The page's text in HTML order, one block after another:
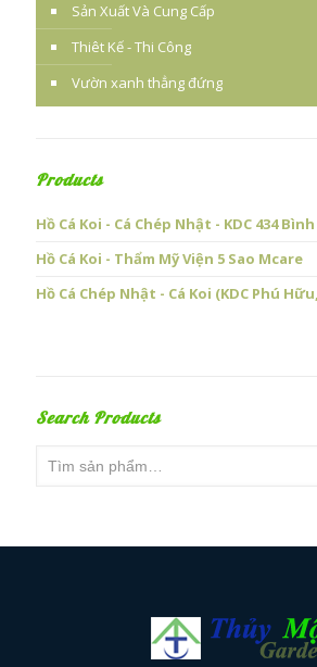
Sản Xuất Và Cung Cấp
Thiêt Kế - Thi Công
Vườn xanh thẳng đứng
Products
Hồ Cá Koi - Cá Chép Nhật - KDC 434
Hồ Cá Koi - Thẩm Mỹ Viện 5 Sao Mcare
Hồ Cá Chép Nhật - Cá Koi (KDC Phú
Search Products